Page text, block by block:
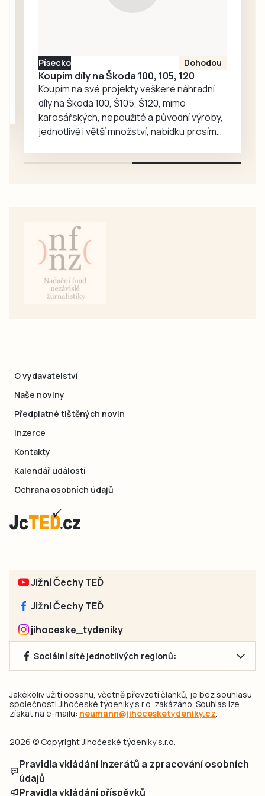
Písecko Dohodou
Koupím díly na Škoda 100, 105, 120
Koupím na své projekty veškeré náhradní
díly na Škoda 100, Š105, Š120, mimo
karosářských, nepoužité a původní výroby,
jednotlivě i větší množství, nabídku prosím
O vydavatelství
Naše noviny
Předplatné tištěných novin
Inzerce
Kontakty
Kalendář událostí
Ochrana osobních údajů
Jižní Čechy TEĎ
Jižní Čechy TEĎ
jihoceske_tydeniky
Sociální sítě jednotlivých regionů:
Jakékoliv užití obsahu, včetně převzetí článků, je bez souhlasu
společnosti Jihočeské týdeníky s.r.o. zakázáno. Souhlas lze
získat na e-mailu: neumann@jihocesketydeniky.cz
2026 © Copyright Jihočeské týdeníky s.r.o.
Pravidla vkládání Inzerátů a zpracování osobních
údajů
Pravidla vkládání příspěvků